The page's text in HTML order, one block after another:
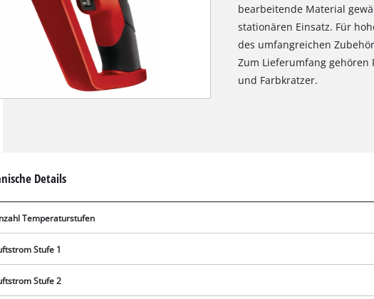
bearbeitende Material
stationären Einsatz. Für
des umfangreichen
Zum Lieferumfang
und Farbkratzer.
Details
Temperaturstufen
Stufe 1
Stufe 2